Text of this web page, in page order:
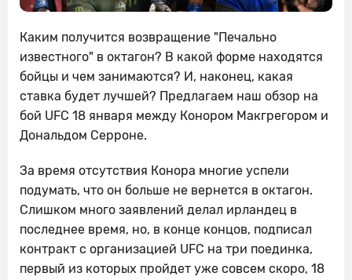
Каким получится возвращение "Печально
известного" в октагон? В какой форме находятся
бойцы и чем занимаются? И, наконец, какая
ставка будет лучшей? Предлагаем наш обзор на
бой UFC 18 января между Конором Макгрегором и
Дональдом Серроне.
За время отсутствия Конора многие успели
подумать, что он больше не вернется в октагон.
Слишком много заявлений делал ирландец в
последнее время, но, в конце концов, подписал
контракт с организацией UFC на три поединка,
первый из которых пройдет уже совсем скоро, 18